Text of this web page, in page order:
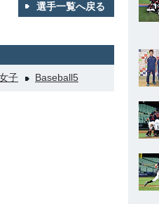
選手一覧へ戻る
子 Baseball5